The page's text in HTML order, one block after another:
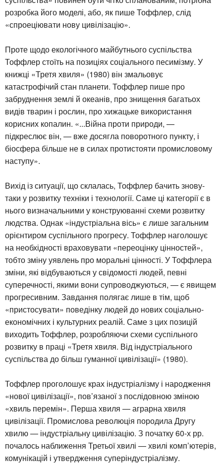
розробка його моделі, або, як пише Тоффлер, слід
«спроеціювати нову цивілізацію».
Проте щодо екологічного майбутнього суспільства
Тоффлер стоїть на позиціях соціального песимізму. У
книжці «Третя хвиля» (1980) він змальовує
катастрофічий стан планети. Тоффлер пише про
забруднення землі й океанів, про знищення багатьох
видів тварин і рослин, про хижацьке використання
корисних копалин. «...Війна проти природи, —
підкреслює він, — вже досягла поворотного пункту, і
біосфера більше не в силах протистояти промисловому
наступу».
Вихід із ситуації, що склалась, Тоффлер бачить знову-
таки у розвитку техніки і технології. Саме ці категорії є в
нього визначальними у конструюванні схеми розвитку
людства. Однак «індустріальна вісь» є лише загальним
орієнтиром суспільного прогресу. Тоффлер наголошує
на необхідності враховувати «переоцінку цінностей»,
тобто зміну уявлень про моральні цінності. У Тоффлера
зміни, які відбуваються у свідомості людей, певні
суперечності, якими вони супроводжуються, — є явищем
прогресивним. Завдання полягає лише в тім, щоб
«пристосувати» поведінку людей до нових соціально-
економічних і культурних реалій. Саме з цих позицій
виходить Тоффлер, розробляючи схеми суспільного
розвитку в праці «Третя хвиля. Від індустріального
суспільства до більш гуманної цивілізації» (1980).
Тоффлер проголошує крах індустріалізму і народження
«нової цивілізації», пов’язаної з послідовною зміною
«хвиль перемін». Перша хвиля — аграрна хвиля
цивілізації. Промислова революція породила Другу
хвилю — індустріальну цивілізацію. З початку 60-х рр.
почалось наближення Третьої хвилі — хвилі комп’ютерів,
комунікацій і утвердження суперіндустріалізму.